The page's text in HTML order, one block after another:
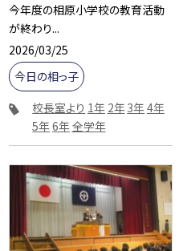
今年度の相原小学校の教育活動
が終わり...
2026/03/25
今日の相っ子
校長室より 1年 2年3年4年
5年6年全学年